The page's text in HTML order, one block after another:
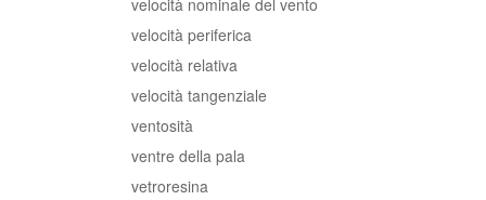
velocità nominale del vento
velocità periferica
velocità relativa
velocità tangenziale
ventosità
ventre della pala
vetroresina